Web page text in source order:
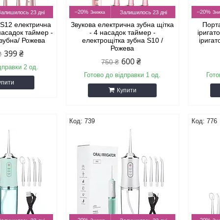
23 дні
електрична
таймер -
Рожева
399 ₴
2 од.
–20% Залишилось 23 дні
Звукова електрична зубна щітка
- 4 насадок таймер -
електрощітка зубна S10 /
Рожева
750 ₴ 600 ₴
Готово до відправки 1 од.
Купити
–20%
739 776